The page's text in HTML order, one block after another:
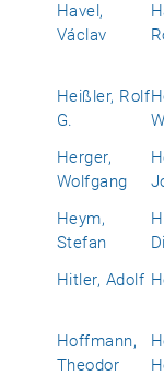
Havel,
Václav
Heißler, Rolf
G.
Herger,
Wolfgang
Heym,
Stefan
Hitler, Adolf
Hoffmann,
Theodor